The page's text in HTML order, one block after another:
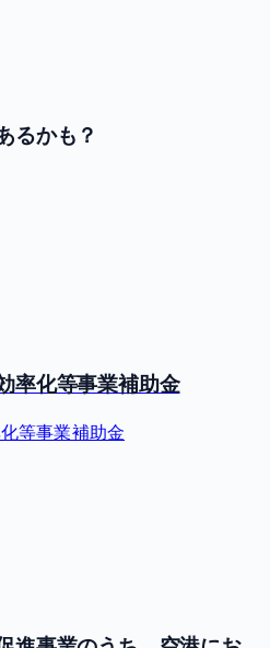
るかも？
率化等事業補助金
等事業補助金